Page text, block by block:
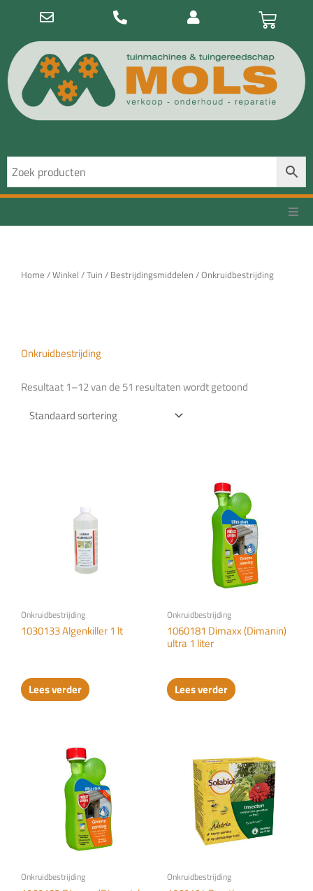
inhoud
Dier
Huishoudelijk
Werkkleding
Home /Winkel /Tuin / Bestrijdingsmiddelen / Onkruidbestrijding
Onkruidbestrijding
Resultaat 1–12 van de 51 resultaten wordt getoond
Onkruidbestrijding
1030133 Algenkiller 1 lt
Lees verder
Onkruidbestrijding
1060181 Dimaxx (Dimanin)
ultra 1 liter
Lees verder
Onkruidbestrijding Onkruidbestrijding